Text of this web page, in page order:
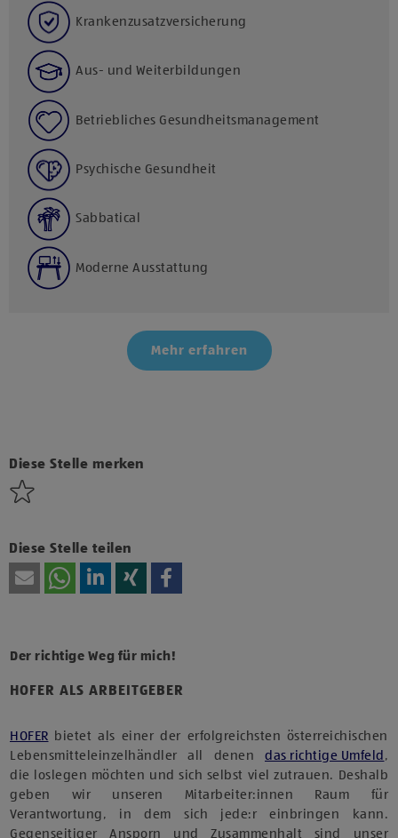
Krankenzusatzversicherung
Aus- und Weiterbildungen
Betriebliches Gesundheitsmanagement
Psychische Gesundheit
Sabbatical
Moderne Ausstattung
Mehr erfahren
Diese Stelle merken
Diese Stelle teilen
HOFER ALS ARBEITGEBER
Der richtige Weg für mich!
HOFER bietet als einer der erfolgreichsten österreichischen
Lebensmitteleinzelhändler all denen das richtige Umfeld ,
die loslegen möchten und sich selbst viel zutrauen. Deshalb
geben wir unseren Mitarbeiter:innen Raum für
Verantwortung, in dem sich jede:r einbringen kann.
Gegenseitiger Ansporn und Zusammenhalt sind unser